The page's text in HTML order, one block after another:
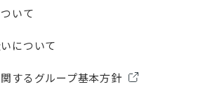
いて​
について
するグループ基本方針